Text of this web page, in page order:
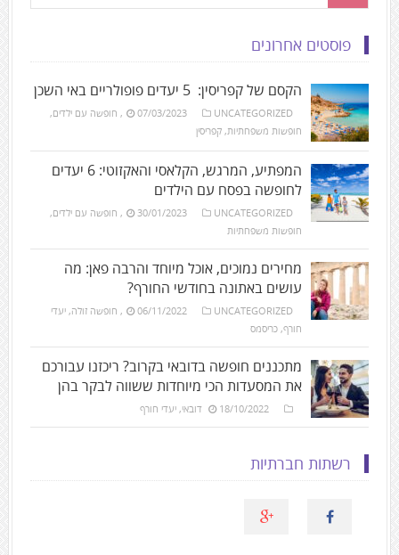
פוסטים אחרונים
הקסם של קפריסין: 5 יעדים פופולריים באי השכן
07/03/2023 UNCATEGORIZED
, חופשה עם ילדים,
חופשות משפחתיות, קפריסין
המפתיע, המרגש, הקלאסי והאקזוטי: 6 יעדים
לחופשה בפסח עם הילדים
30/01/2023 UNCATEGORIZED
, חופשה עם ילדים,
חופשות משפחתיות
מחירים נמוכים, אוכל מיוחד והרבה פאן: מה
עושים באתונה בחודשי החורף?
06/11/2022 UNCATEGORIZED
, חופשה זולה, יעדי
חורף, כריסמס
מתכננים חופשה בדובאי בקרוב? ריכזנו עבורכם
את המסעדות הכי מיוחדות ששווה לבקר בהן
18/10/2022 דובאי, יעדי חורף
רשתות חברתיות